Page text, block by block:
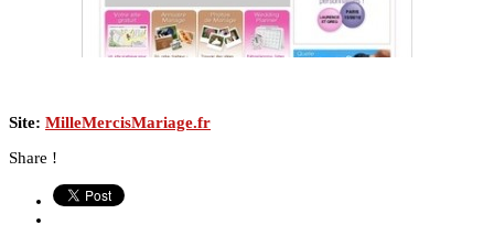
Site: MilleMercisMariage.fr
Share !